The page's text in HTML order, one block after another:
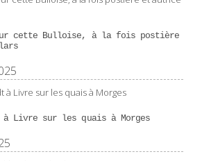
cette Bulloise, à la fois postière
à Livre sur les quais à Morges